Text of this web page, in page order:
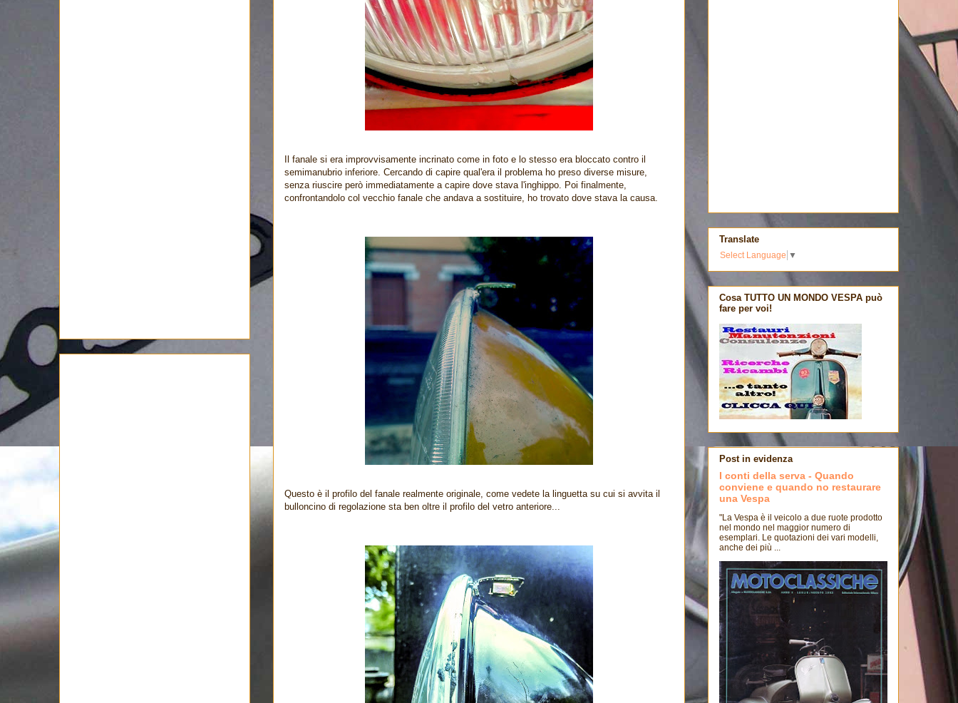
Il fanale si era improvvisamente incrinato come in foto e lo stesso era bloccato contro il
semimanubrio inferiore. Cercando di capire qual'era il problema ho preso diverse misure,
senza riuscire però immediatamente a capire dove stava l'inghippo. Poi finalmente,
confrontandolo col vecchio fanale che andava a sostituire, ho trovato dove stava la causa.
Questo è il profilo del fanale realmente originale, come vedete la linguetta su cui si avvita il
bulloncino di regolazione sta ben oltre il profilo del vetro anteriore...
Translate
Select Language ▼
Cosa TUTTO UN MONDO VESPA può
fare per voi!
Post in evidenza
I conti della serva - Quando
conviene e quando no restaurare
una Vespa
"La Vespa è il veicolo a due ruote prodotto
nel mondo nel maggior numero di
esemplari. Le quotazioni dei vari modelli,
anche dei più ...